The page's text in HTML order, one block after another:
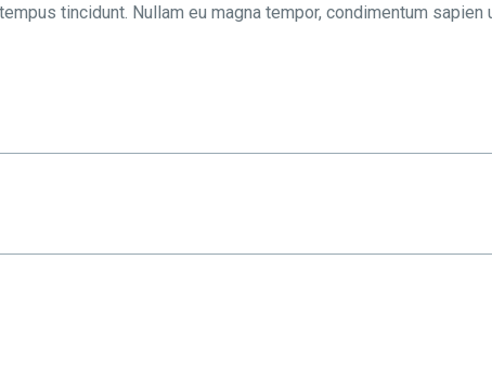
tincidunt. Nullam eu magna tempor, condimentum sapien